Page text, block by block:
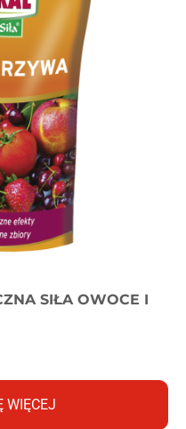
SIŁA OWOCE I
WIĘCEJ